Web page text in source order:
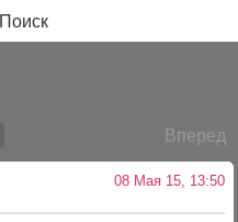
Поиск
Вперед
08 Мая 15, 13:50